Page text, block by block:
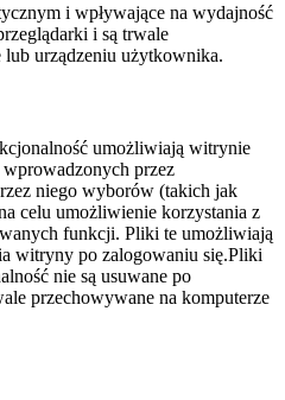
i wpływające na wydajność
i są trwale
urządzeniu użytkownika.
umożliwiają witrynie
przez
niego wyborów (takich jak
celu umożliwienie korzystania z
funkcji. Pliki te umożliwiają
witryny po zalogowaniu się.Pliki
nie są usuwane po
przechowywane na komputerze